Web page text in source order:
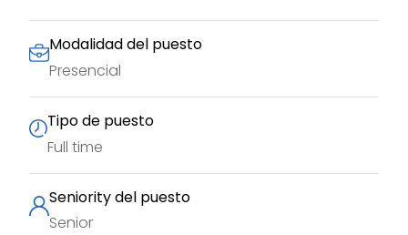
Modalidad del puesto
Presencial
Tipo de puesto
Full time
Seniority del puesto
Senior